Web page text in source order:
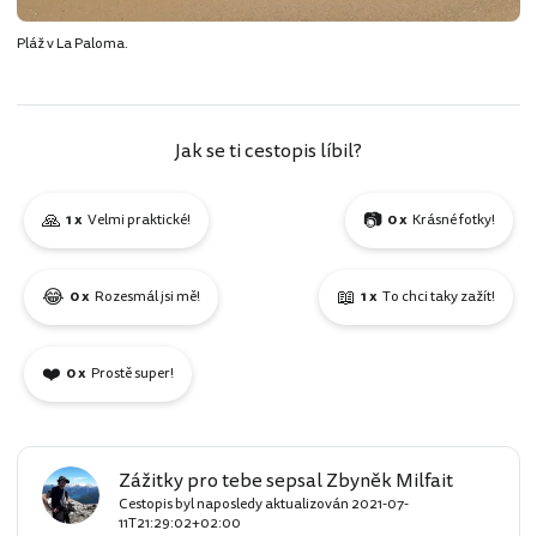
Pláž v La Paloma.
Jak se ti cestopis líbil?
🙏 1 x Velmi praktické! 📷 0 x Krásné fotky!
😂 0 x Rozesmál jsi mě! 📖 1 x To chci taky zažít!
❤️ 0 x Prostě super!
Zážitky pro tebe sepsal Zbyněk Milfait
Cestopis byl naposledy aktualizován 2021-07-
11T21:29:02+02:00